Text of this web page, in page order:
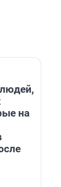
на